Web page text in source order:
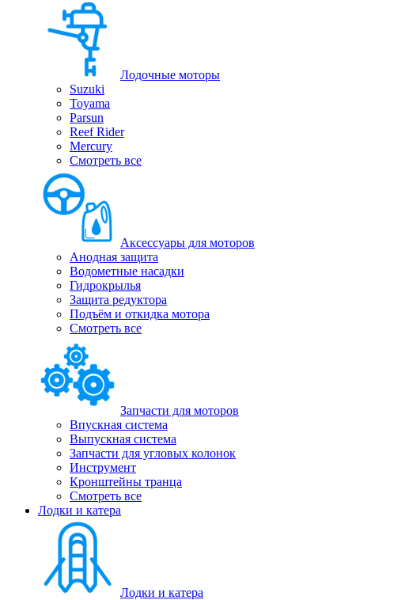
Лодочные моторы
Suzuki
Toyama
Parsun
Reef Rider
Mercury
Смотреть все
Аксессуары для моторов
Анодная защита
Водометные насадки
Гидрокрылья
Защита редуктора
Подъём и откидка мотора
Смотреть все
Запчасти для моторов
Впускная система
Выпускная система
Запчасти для угловых колонок
Инструмент
Кронштейны транца
Смотреть все
Лодки и катера
Лодки и катера